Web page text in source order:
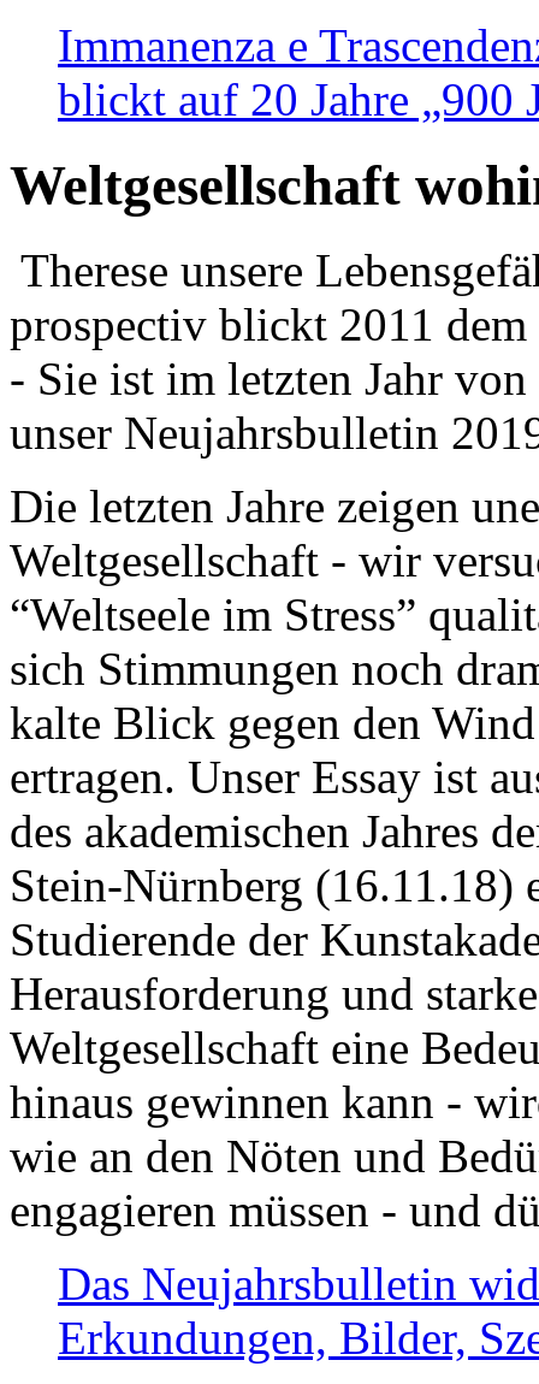
Immanenza e
blickt auf 20 Jahre „900
Weltgesellschaft
Therese unsere
prospectiv blickt 2011
- Sie ist im letzten Jahr
unser Neujahrsbulletin
Die letzten Jahre zeigen
Weltgesellschaft - wir
“Weltseele im Stress”
sich Stimmungen noch
kalte Blick gegen den
ertragen. Unser Essay ist
des akademischen Jahres
Stein-Nürnberg (16.11.18)
Studierende der
Herausforderung und
Weltgesellschaft eine
hinaus gewinnen kann -
wie an den Nöten und
engagieren müssen - und
Das Neujahrsbulletin
Erkundungen, Bilder,